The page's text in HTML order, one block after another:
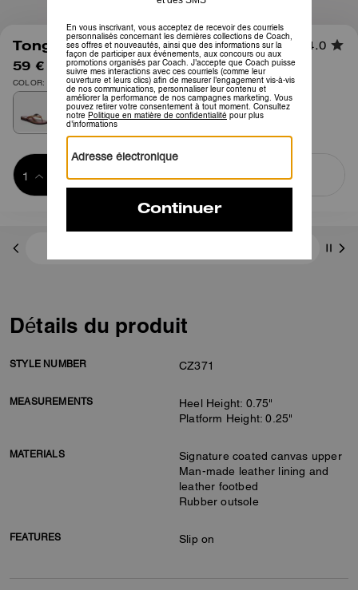
1/5
Tongs Brianna en Toile Signature 4.0
59 € 95 €
COLOR: Marron
panier
ACHETER MAINTENANT
Détails du produit
STYLE NUMBER CZ371
MEASUREMENTS
Heel Height: 0.75"
Platform Height: 0.25"
MATERIALS
Signature coated canvas upper
Man-made leather lining and
leather footbed
Rubber outsole
FEATURES Slip on